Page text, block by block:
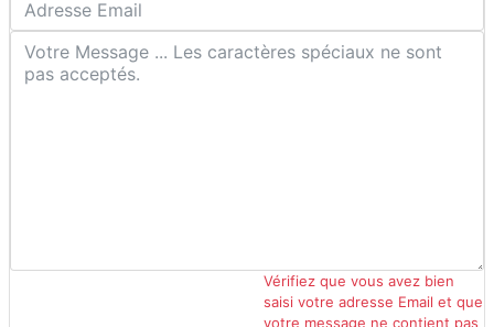
Vérifiez que vous avez bien
saisi votre adresse Email et que
votre message ne contient pas